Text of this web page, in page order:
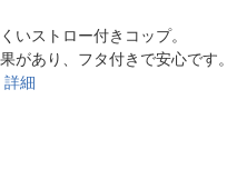
規約
いストロー付きコップ。
があり、フタ付きで安心です。
詳細